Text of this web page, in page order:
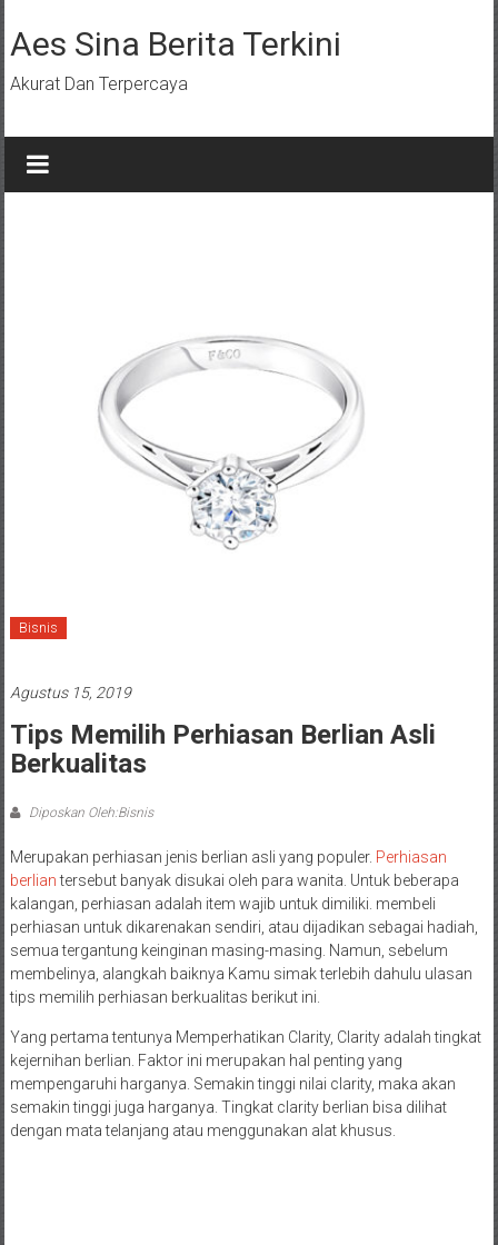
ke
konten
Aes Sina Berita Terkini
Akurat Dan Terpercaya
Bisnis
Agustus 15, 2019
Tips Memilih Perhiasan Berlian Asli
Berkualitas
Diposkan Oleh:Bisnis
Merupakan perhiasan jenis berlian asli yang populer. Perhiasan
berliantersebut banyak disukai oleh para wanita. Untuk beberapa
kalangan, perhiasan adalah item wajib untuk dimiliki. membeli
perhiasan untuk dikarenakan sendiri, atau dijadikan sebagai hadiah,
semua tergantung keinginan masing-masing. Namun, sebelum
membelinya, alangkah baiknya Kamu simak terlebih dahulu ulasan
tips memilih perhiasan berkualitas berikut ini.
Yang pertama tentunya Memperhatikan Clarity, Clarity adalah tingkat
kejernihan berlian. Faktor ini merupakan hal penting yang
mempengaruhi harganya. Semakin tinggi nilai clarity, maka akan
semakin tinggi juga harganya. Tingkat clarity berlian bisa dilihat
dengan mata telanjang atau menggunakan alat khusus.